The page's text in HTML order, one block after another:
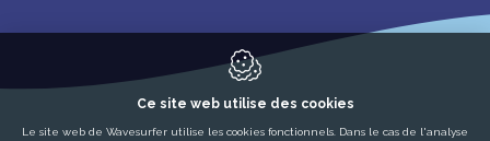
Ce site web utilise des cookies
Le site web de Wavesurfer utilise les cookies fonctionnels. Dans le cas de l'analyse